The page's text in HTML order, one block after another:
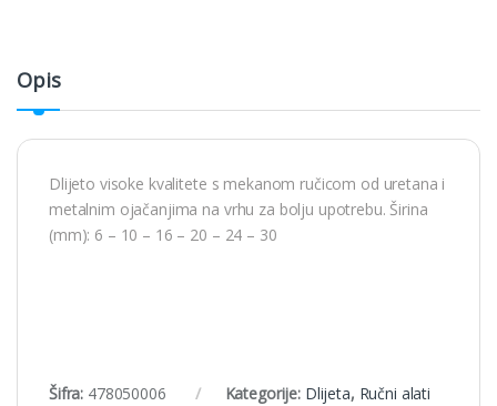
Opis
Dlijeto visoke kvalitete s mekanom ručicom od uretana i
metalnim ojačanjima na vrhu za bolju upotrebu. Širina
(mm): 6 – 10 – 16 – 20 – 24 – 30
Šifra: 478050006 Kategorije: Dlijeta, Ručni alati